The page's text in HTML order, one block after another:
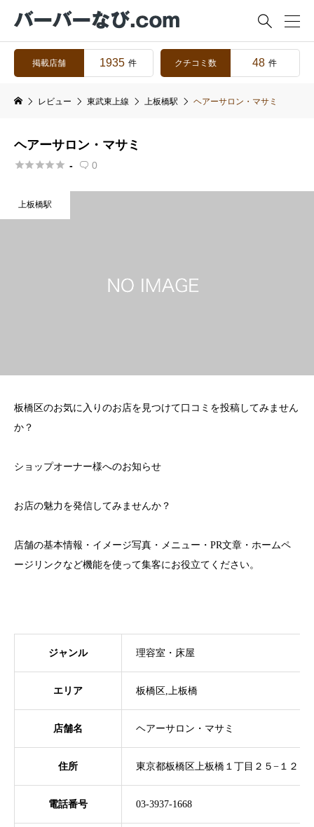

掲載店舗 1935 件 クチコミ数 48 件
レビュー 東武東上線 上板橋駅 ヘアーサロン・マサミ
ヘアーサロン・マサミ
 -  0
上板橋駅
板橋区のお気に入りのお店を見つけて口コミを投稿してみません
か？
ショップオーナー様へのお知らせ
お店の魅力を発信してみませんか？
店舗の基本情報・イメージ写真・メニュー・PR文章・ホームペ
ージリンクなど機能を使って集客にお役立てください。
ジャンル 理容室・床屋
エリア 板橋区,上板橋
店舗名 ヘアーサロン・マサミ
住所 東京都板橋区上板橋１丁目２５−１２
電話番号 03-3937-1668